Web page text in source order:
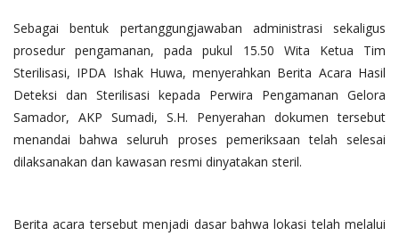
Sebagai bentuk pertanggungjawaban administrasi sekaligus
prosedur pengamanan, pada pukul 15.50 Wita Ketua Tim
Sterilisasi, IPDA Ishak Huwa, menyerahkan Berita Acara Hasil
Deteksi dan Sterilisasi kepada Perwira Pengamanan Gelora
Samador, AKP Sumadi, S.H. Penyerahan dokumen tersebut
menandai bahwa seluruh proses pemeriksaan telah selesai
dilaksanakan dan kawasan resmi dinyatakan steril.
Berita acara tersebut menjadi dasar bahwa lokasi telah melalui